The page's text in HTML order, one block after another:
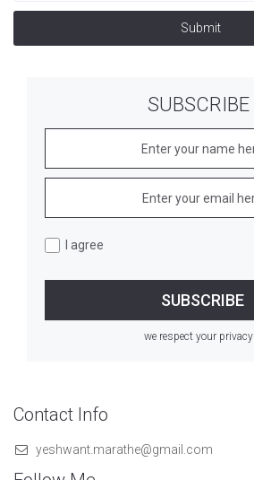
Submit
SUBSCRIBE
I agree
we respect your privacy
Contact Info
yeshwant.marathe@gmail.com